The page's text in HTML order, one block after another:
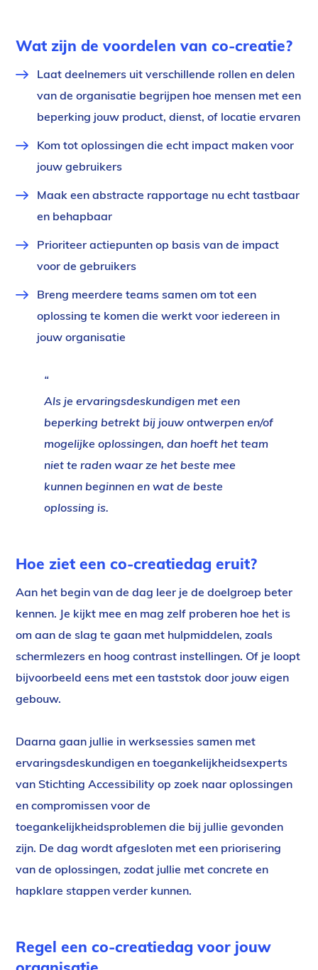
Wat zijn de voordelen van co-creatie?
Laat deelnemers uit verschillende rollen en delen
van de organisatie begrijpen hoe mensen met een
beperking jouw product, dienst, of locatie ervaren
Kom tot oplossingen die echt impact maken voor
jouw gebruikers
Maak een abstracte rapportage nu echt tastbaar
en behapbaar
Prioriteer actiepunten op basis van de impact
voor de gebruikers
Breng meerdere teams samen om tot een
oplossing te komen die werkt voor iedereen in
jouw organisatie
Als je ervaringsdeskundigen met een
beperking betrekt bij jouw ontwerpen en/of
mogelijke oplossingen, dan hoeft het team
niet te raden waar ze het beste mee
kunnen beginnen en wat de beste
oplossing is.
Hoe ziet een co-creatiedag eruit?
Aan het begin van de dag leer je de doelgroep beter
kennen. Je kijkt mee en mag zelf proberen hoe het is
om aan de slag te gaan met hulpmiddelen, zoals
schermlezers en hoog contrast instellingen. Of je loopt
bijvoorbeeld eens met een taststok door jouw eigen
gebouw.
Daarna gaan jullie in werksessies samen met
ervaringsdeskundigen en toegankelijkheidsexperts
van Stichting Accessibility op zoek naar oplossingen
en compromissen voor de
toegankelijkheidsproblemen die bij jullie gevonden
zijn. De dag wordt afgesloten met een priorisering
van de oplossingen, zodat jullie met concrete en
hapklare stappen verder kunnen.
Regel een co-creatiedag voor jouw